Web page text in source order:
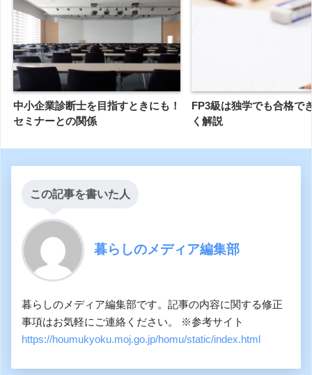
中小企業診断士を目指すときにも！
セミナーとの関係
FP3級は独学でも合格で
く解説
この記事を書いた人
暮らしのメディア編集部
暮らしのメディア編集部です。記事の内容に関する修正
事項はお気軽にご連絡ください。 ※参考サイト
https://houmukyoku.moj.go.jp/homu/static/index.html